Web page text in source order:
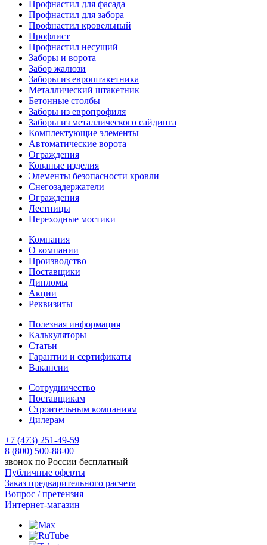
Профнастил для фасада
Профнастил для забора
Профнастил кровельный
Профлист
Профнастил несущий
Заборы и ворота
Забор жалюзи
Заборы из евроштакетника
Металлический штакетник
Бетонные столбы
Заборы из европрофиля
Заборы из металлического сайдинга
Комплектующие элементы
Автоматические ворота
Ограждения
Кованые изделия
Элементы безопасности кровли
Снегозадержатели
Ограждения
Лестницы
Переходные мостики
Компания
О компании
Производство
Поставщики
Дипломы
Акции
Реквизиты
Полезная информация
Калькуляторы
Статьи
Гарантии и сертификаты
Вакансии
Сотрудничество
Поставщикам
Строительным компаниям
Дилерам
+7 (473) 251-49-59
8 (800) 500-88-00
звонок по России бесплатный
Публичные оферты
Заказ предварительного расчета
Вопрос / претензия
Интернет-магазин